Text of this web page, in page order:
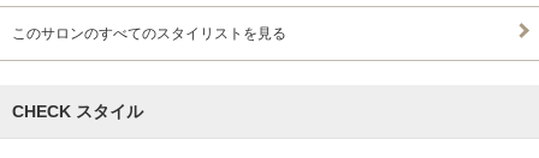
このサロンのすべてのスタイリストを見る
CHECK スタイル